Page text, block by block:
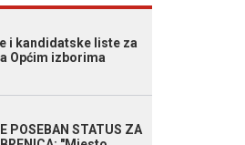
i kandidatske liste za
Općim izborima
POSEBAN STATUS ZA